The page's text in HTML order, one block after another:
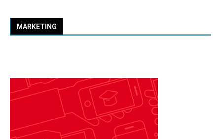
MARKETING